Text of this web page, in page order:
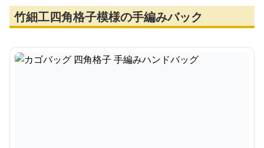
竹細工四角格子模様の手編みバック